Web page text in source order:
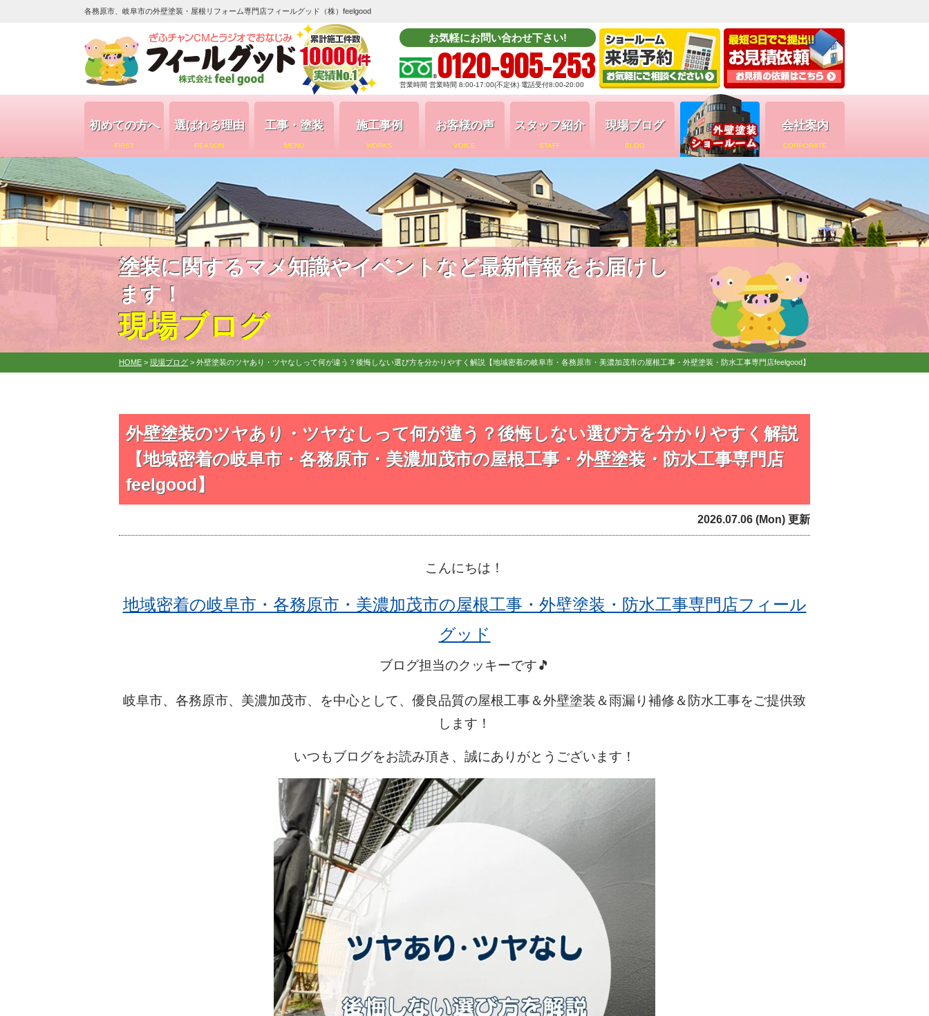
各務原市、岐阜市の外壁塗装・屋根リフォーム専門店フィールグッド（株）feelgood
お気軽にお問い合わせ下さい!
0120-905-253
営業時間 営業時間 8:00-17:00(不定休) 電話受付8:00-20:00
初めての方へ
FIRST
選ばれる理由
REASON
工事・塗装
MENU
施工事例
WORKS
お客様の声
VOICE
スタッフ紹介
STAFF
現場ブログ
BLOG
会社案内
CORPORATE
塗装に関するマメ知識やイベントなど最新情報をお届けし
ます！
現場ブログ
HOME > 現場ブログ > 外壁塗装のツヤあり・ツヤなしって何が違う？後悔しない選び方を分かりやすく解説【地域密着の岐阜市・各務原市・美濃加茂市の屋根工事・外壁塗装・防水工事専門店feelgood】
外壁塗装のツヤあり・ツヤなしって何が違う？後悔しない選び方を分かりやすく解説
【地域密着の岐阜市・各務原市・美濃加茂市の屋根工事・外壁塗装・防水工事専門店
feelgood】
2026.07.06 (Mon) 更新
こんにちは！
地域密着の岐阜市・各務原市・美濃加茂市の屋根工事・外壁塗装・防水工事専門店フィール
グッド
ブログ担当のクッキーです🎵
岐阜市、各務原市、美濃加茂市、を中心として、優良品質の屋根工事＆外壁塗装＆雨漏り補修＆防水工事をご提供致
します！
いつもブログをお読み頂き、誠にありがとうございます！